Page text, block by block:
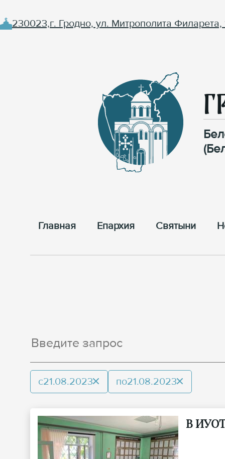
230023,г. Гродно, ул. Митрополита Филарета,
Главная Епархия Cвятыни
с21.08.2023 по21.08.2023
В ИУОТ